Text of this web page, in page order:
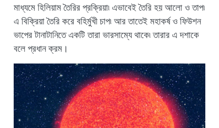
মাধ্যমে হিলিয়াম তৈরির প্রক্রিয়া৷ এভাবেই তৈরি হয় আলো ও তাপ৷
এ বিক্রিয়া তৈরি করে বহির্মুখী চাপ৷ আর তাতেই মহাকর্ষ ও ফিউশন
ভাপের টানাটানিতে একটি তারা ভারসাম্যে থাকে৷ তারার এ দশাকে
বলে প্রধান ক্রম।